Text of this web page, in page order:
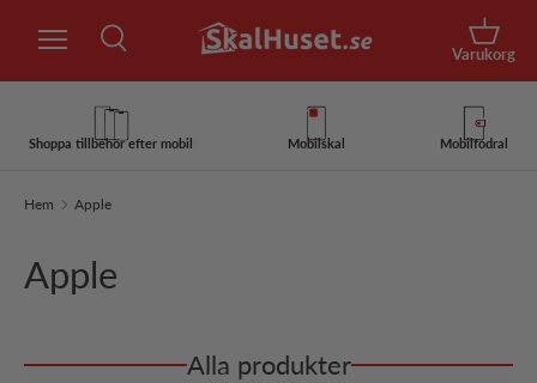
Hoppa till innehåll
Sök
Korg
Varukorg
Shoppa tillbehör efter mobil Mobilskal Mobilfodral
Hem Apple
Apple
Alla produkter